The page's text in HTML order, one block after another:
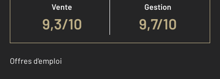
Vente
9,3/10
Gestion
9,7/10
Offres d'emploi